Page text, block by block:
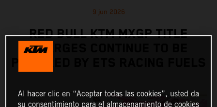
9 jun 2026
RED BULL KTM MXGP TITLE
CHARGES CONTINUE TO BE
Al hacer clic en “Aceptar todas las cookies”, usted da
su consentimiento para el almacenamiento de cookies